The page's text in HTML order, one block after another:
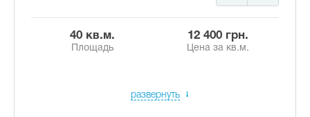
40 кв.м.
Площадь
12 400 грн.
Цена за кв.м.
развернуть